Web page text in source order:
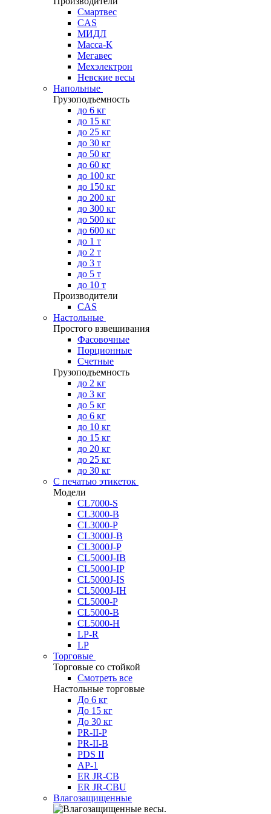
Смартвес
CAS
МИДЛ
Масса-К
Мегавес
Мехэлектрон
Невские весы
Напольные
Грузоподъемность
до 6 кг
до 15 кг
до 25 кг
до 30 кг
до 50 кг
до 60 кг
до 100 кг
до 150 кг
до 200 кг
до 300 кг
до 500 кг
до 600 кг
до 1 т
до 2 т
до 3 т
до 5 т
до 10 т
Производители
CAS
Настольные
Простого взвешивания
Фасовочные
Порционные
Счетные
Грузоподъемность
до 2 кг
до 3 кг
до 5 кг
до 6 кг
до 10 кг
до 15 кг
до 20 кг
до 25 кг
до 30 кг
С печатью этикеток
Модели
CL7000-S
CL3000-B
CL3000-P
CL3000J-B
CL3000J-P
CL5000J-IB
CL5000J-IP
CL5000J-IS
CL5000J-IH
CL5000-P
CL5000-B
CL5000-H
LP-R
LP
Торговые
Торговые со стойкой
Смотреть все
Настольные торговые
До 6 кг
До 15 кг
До 30 кг
PR-II-P
PR-II-B
PDS II
AP-1
ER JR-CB
ER JR-CBU
Влагозащищенные